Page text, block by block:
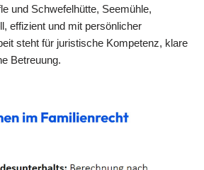
und Schwefelhütte, Seemühle,
effizient und mit persönlicher
steht für juristische Kompetenz, klare
Betreuung.